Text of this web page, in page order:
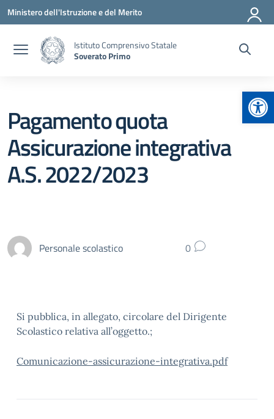
Vai ai contenuti
Vai al menu di navigazione
Vai al footer
Ministero dell'Istruzione e del Merito
Istituto Comprensivo Statale
Soverato Primo
Pagamento quota
Assicurazione integrativa
A.S. 2022/2023
Personale scolastico 0
Si pubblica, in allegato, circolare del Dirigente
Scolastico relativa all’oggetto.;
Comunicazione-assicurazione-integrativa.pdf